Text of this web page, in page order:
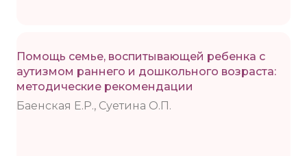
Помощь семье, воспитывающей ребенка с
аутизмом раннего и дошкольного возраста:
методические рекомендации
Баенская Е.Р., Суетина О.П.